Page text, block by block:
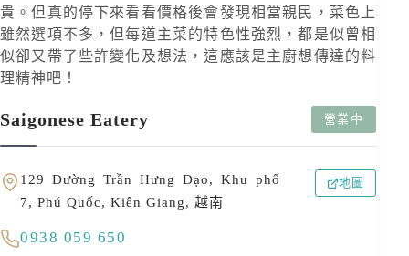
貴。但真的停下來看看價格後會發現相當親民，菜色上
雖然選項不多，但每道主菜的特色性強烈，都是似曾相
似卻又帶了些許變化及想法，這應該是主廚想傳達的料
理精神吧！
Saigonese Eatery 營業中
129 Đường Trần Hưng Đạo, Khu phố
7, Phú Quốc, Kiên Giang, 越南
地圖
0938 059 650